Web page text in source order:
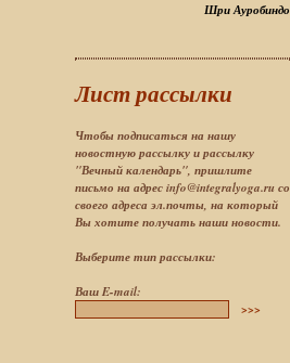
Шри Ауробиндо
Лист рассылки
Чтобы подписаться на нашу
новостную рассылку и рассылку
"Вечный календарь", пришлите
письмо на адрес info@integralyoga.ru со
своего адреса эл.почты, на который
Вы хотите получать наши новости.
Выберите тип рассылки:
Ваш E-mail:
>>>